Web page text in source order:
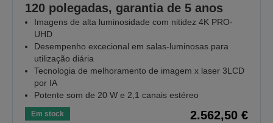
120 polegadas, garantia de 5 anos
Imagens de alta luminosidade com nitidez 4K PRO-
UHD
Desempenho excecional em salas‑luminosas para
utilização diária
Tecnologia de melhoramento de imagem x laser 3LCD
por IA
Potente som de 20 W e 2,1 canais estéreo
Em stock 2.562,50 €